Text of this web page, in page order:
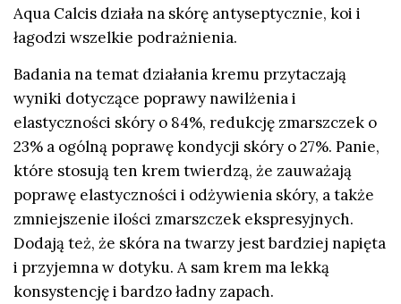
Aqua Calcis działa na skórę antyseptycznie, koi i
łagodzi wszelkie podrażnienia.
Badania na temat działania kremu przytaczają
wyniki dotyczące poprawy nawilżenia i
elastyczności skóry o 84%, redukcję zmarszczek o
23% a ogólną poprawę kondycji skóry o 27%. Panie,
które stosują ten krem twierdzą, że zauważają
poprawę elastyczności i odżywienia skóry, a także
zmniejszenie ilości zmarszczek ekspresyjnych.
Dodają też, że skóra na twarzy jest bardziej napięta
i przyjemna w dotyku. A sam krem ma lekką
konsystencję i bardzo ładny zapach.